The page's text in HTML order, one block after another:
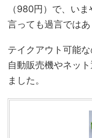
（980円）で、い
言っても過言ではあ
テイクアウト可能
自動販売機やネッ
ました。